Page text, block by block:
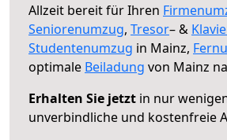
Allzeit bereit für Ihren
Seniorenumzug, Tresor– &
Studentenumzug in Mainz,
optimale Beiladung von Mainz
Erhalten Sie jetzt in nur
unverbindliche und kostenfreie